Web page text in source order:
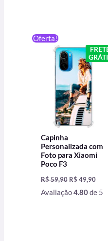
Oferta!
Capinha
Personalizada com
Foto para Xiaomi
Poco F3
R$59,90
original
era:
R$ 59,90.
R$ 49,90
é:
Avaliação4.80de 5